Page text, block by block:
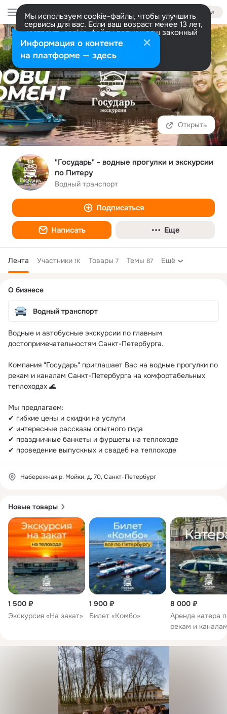
Войти
Мы используем cookie-файлы, чтобы улучшить
сервисы для вас. Если ваш возраст менее 13 лет,
настроить cookie-файлы должен ваш законный
представитель. Больше информации
Разрешить все Настроить
Открыть
"Государь" - водные прогулки и экскурсии
по Питеру
Водный транспорт
Подписаться
Написать Еще
Лента Участники 1K Товары 7 Темы 87 Ещё
Новые товары
1 500 ₽
Экскурсия «На закат»
1 900 ₽
Билет «Комбо»
8 000 ₽
Аренда катера
рекам и
колонка
О бизнесе
Водный транспорт
Водные и автобусные экскурсии по главным
достопримечательностям Санкт-Петербурга.
Компания "Государь" приглашает Вас на водные прогулки по
рекам и каналам Санкт-Петербурга на комфортабельных
теплоходах 🌊
Мы предлагаем:
✔ гибкие цены и скидки на услуги
✔ интересные рассказы опытного гида
✔ праздничные банкеты и фуршеты на теплоходе
✔ проведение выпускных и свадеб на теплоходе
Набережная р. Мойки, д. 70, Санкт-Петербург
Информация о контенте
на платформе — здесь